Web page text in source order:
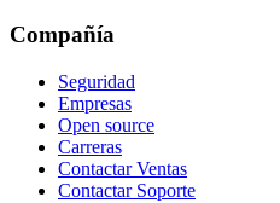
Compañía
Seguridad
Empresas
Open source
Carreras
Contactar Ventas
Contactar Soporte